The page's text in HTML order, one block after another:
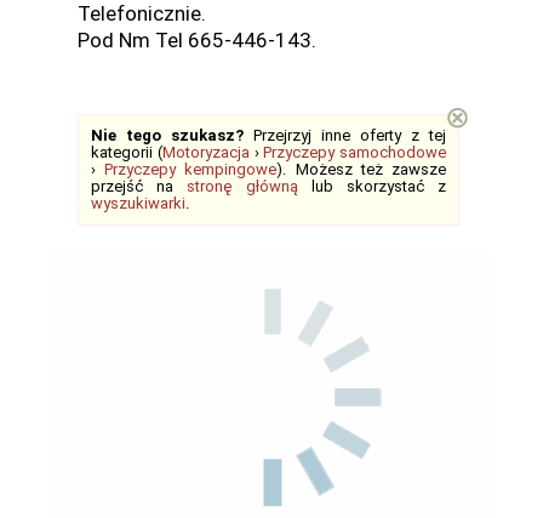
Telefonicznie.
Pod Nm Tel 665-446-143.
Nie tego szukasz? Przejrzyj inne oferty z tej
kategorii (Motoryzacja ›Przyczepy samochodowe
›Przyczepy kempingowe). Możesz też zawsze
przejść na stronę głównąlub skorzystać z
wyszukiwarki.
⊗